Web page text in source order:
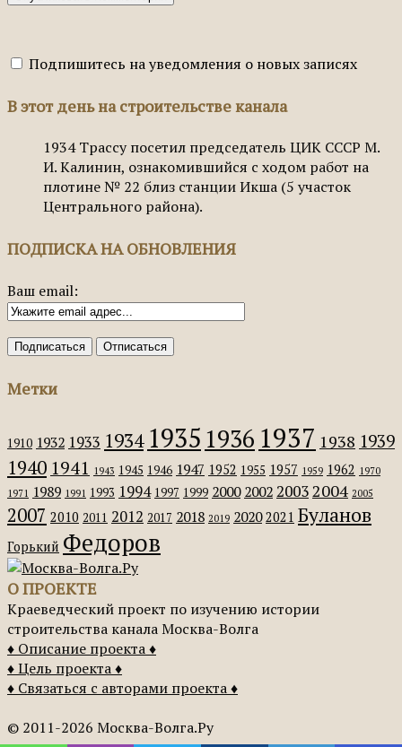
Подпишитесь на уведомления о новых записях
В этот день на строительстве канала
1934 Трассу посетил председатель ЦИК СССР М.
И. Калинин, ознакомившийся с ходом работ на
плотине № 22 близ станции Икша (5 участок
Центрального района).
ПОДПИСКА НА ОБНОВЛЕНИЯ
Ваш email:
Метки
1910 1932 1933 1934 1935 1936 1937 1938 1939
1940 1941 1943 1945 1946 1947 1952 1955 1957 1959 1962 1970
1971 1989 1991 1993 1994 1997 1999 2000 2002 20032004 2005
2007 2010 2011 2012 2017 2018 2019 2020 2021 Буланов
Горький Федоров
О ПРОЕКТЕ
Краеведческий проект по изучению истории
строительства канала Москва-Волга
♦ Описание проекта ♦
♦ Цель проекта ♦
♦ Связаться с авторами проекта ♦
© 2011-2026 Москва-Волга.Ру